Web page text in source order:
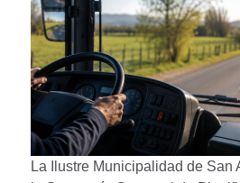
La Ilustre Municipalidad de San